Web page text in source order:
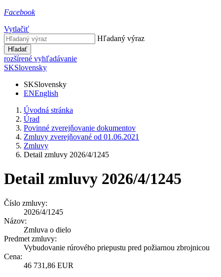
Facebook
Vytlačiť
Hľadaný výraz
Hľadať
rozšírené vyhľadávanie
SKSlovensky
SKSlovensky
ENEnglish
Úvodná stránka
Úrad
Povinné zverejňovanie dokumentov
Zmluvy zverejňované od 01.06.2021
Zmluvy
Detail zmluvy 2026/4/1245
Detail zmluvy 2026/4/1245
Číslo zmluvy:
2026/4/1245
Názov:
Zmluva o dielo
Predmet zmluvy:
Vybudovanie rúrového priepustu pred požiarnou zbrojnicou
Cena:
46 731,86 EUR